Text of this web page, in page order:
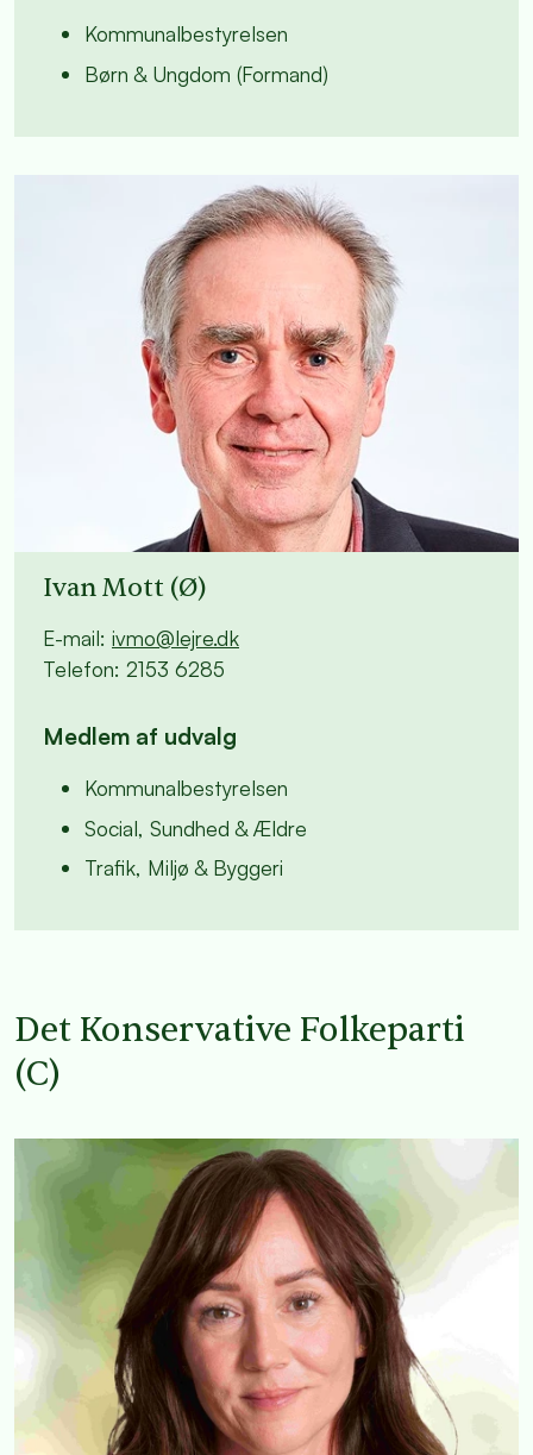
Kommunalbestyrelsen
Børn & Ungdom (Formand)
Ivan Mott (Ø)
E-mail: ivmo@lejre.dk
Telefon: 2153 6285
Medlem af udvalg
Kommunalbestyrelsen
Social, Sundhed & Ældre
Trafik, Miljø & Byggeri
Det Konservative Folkeparti
(C)